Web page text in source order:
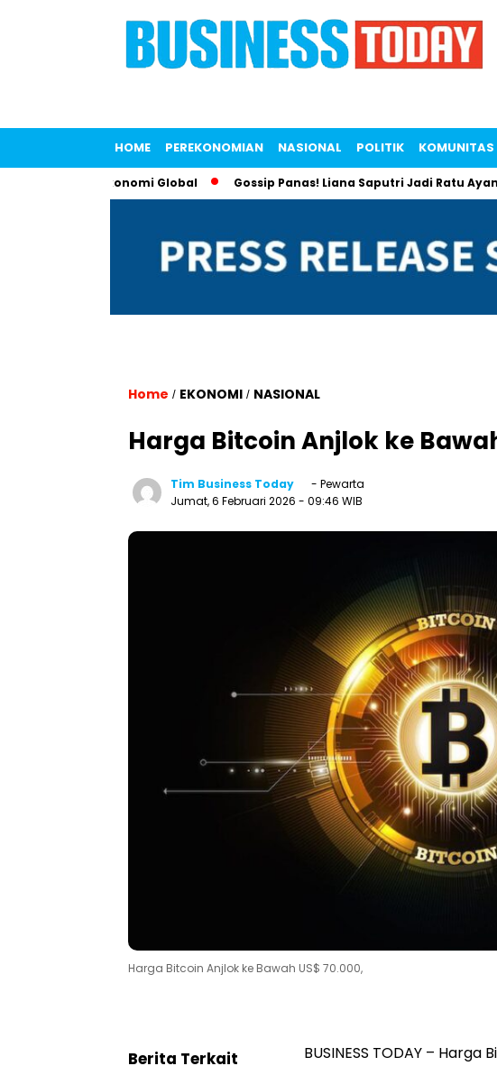
HOME PEREKONOMIAN NASIONAL POLITIK KOMUNITAS
Isolasi Ekonomi Global Gossip Panas! Liana Saputri Jadi Ratu Ayam KFC
Home / EKONOMI / NASIONAL
Harga Bitcoin Anjlok ke
Tim Business Today
- Pewarta
Jumat, 6 Februari 2026 - 09:46 WIB
Harga Bitcoin Anjlok ke Bawah US$ 70.000,
BUSINESS TODAY –
Berita Terkait